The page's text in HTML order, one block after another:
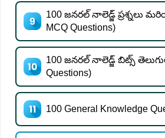
100 జనరల్ నాలెడ్జ్ ప్రశ్నలు
MCQ Questions)
100 జనరల్ నాలెడ్జ్ బిట్స్
Questions)
100 General Knowledge